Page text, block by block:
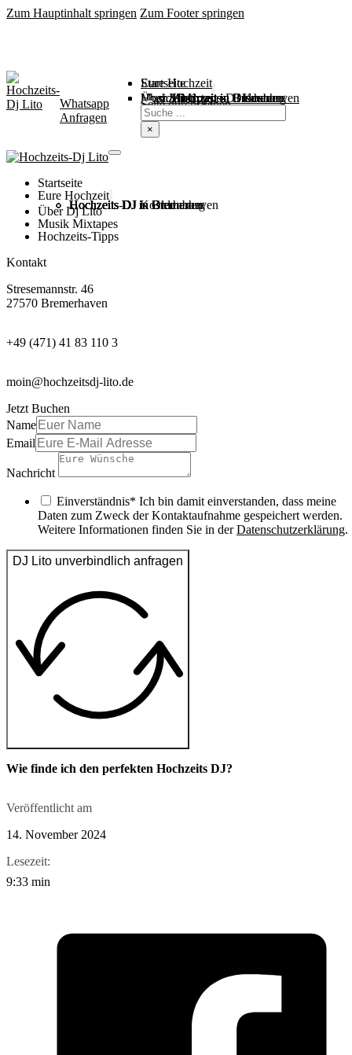
Zum Hauptinhalt springen Zum Footer springen
Startseite
Eure Hochzeit
Hochzeit in Bremen
Hochzeit in Bremerhaven
Hochzeit in Cuxhaven
Hochzeit in Oldenburg
Hochzeits-DJ Kosten
Über Mich
Music / Mixtapes
Hochzeitstipps
Seite durchsuchen
Suchen
×
Whatsapp
Anfragen
Startseite
Eure Hochzeit
Hochzeits DJ in Bremen
Hochzeits DJ in Bremerhaven
Hochzeits DJ in Cuxhaven
Hochzeits DJ in Oldenburg
Hochzeits-DJ Kosten
Über Dj Lito
Musik Mixtapes
Hochzeits-Tipps
Kontakt
Stresemannstr. 46
27570 Bremerhaven
+49 (471) 41 83 110 3
moin@hochzeitsdj-lito.de
Jetzt Buchen
Name
Email
Nachricht
Einverständnis* Ich bin damit einverstanden, dass meine
Daten zum Zweck der Kontaktaufnahme gespeichert werden.
Weitere Informationen finden Sie in derDatenschutzerklärung.
DJ Lito unverbindlich anfragen
Wie finde ich den perfekten Hochzeits DJ?
Veröffentlicht am
14. November 2024
Lesezeit:
9:33 min